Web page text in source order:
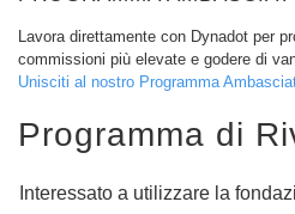
Aste
del
registro
Aste
Scadenza
chiusura
Elenco
Lavora direttamente con Dynadot per
commissioni più elevate e godere di
Unisciti al nostro Programma
Programma di
Interessato a utilizzare la